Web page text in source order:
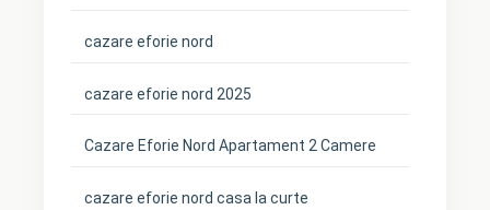
cazare eforie nord
cazare eforie nord 2025
Cazare Eforie Nord Apartament 2 Camere
cazare eforie nord casa la curte